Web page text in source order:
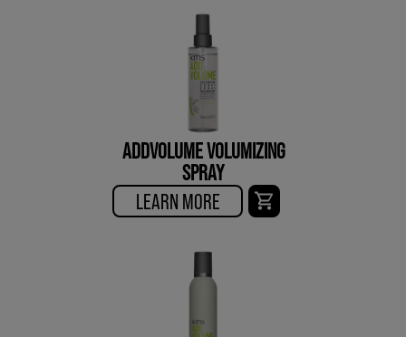
ADDVOLUME VOLUMIZING
SPRAY
LEARN MORE